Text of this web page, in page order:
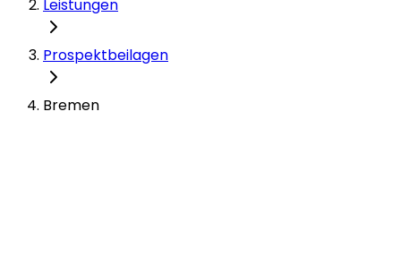
Leistungen
Prospektbeilagen
Bremen